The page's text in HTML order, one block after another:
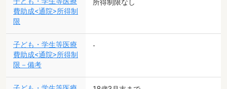
費助成<通院>所得制
限
所得制限なし
子ども・学生等医療
費助成<通院>所得制
限－備考
-